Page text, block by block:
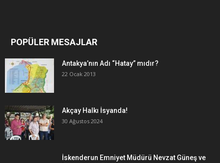
POPÜLER MESAJLAR
Antakya’nın Adı “Hatay” mıdır?
22 Ocak 2013
Akçay Halkı İsyanda!
30 Ağustos 2024
İskenderun Emniyet Müdürü Nevzat Güneş ve